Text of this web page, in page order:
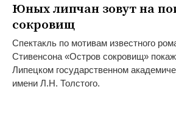
Юных липчан зовут на
сокровищ
Спектакль по мотивам известного
Стивенсона «Остров сокровищ»
Липецком государственном
имени Л.Н. Толстого.